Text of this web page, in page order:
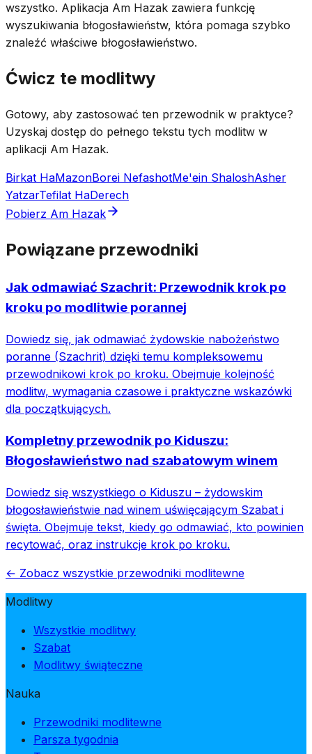
wszystko. Aplikacja Am Hazak zawiera funkcję
wyszukiwania błogosławieństw, która pomaga szybko
znaleźć właściwe błogosławieństwo.
Ćwicz te modlitwy
Gotowy, aby zastosować ten przewodnik w praktyce?
Uzyskaj dostęp do pełnego tekstu tych modlitw w
aplikacji Am Hazak.
Birkat HaMazonBorei NefashotMe'ein ShaloshAsher
YatzarTefilat HaDerech
Pobierz Am Hazak
Powiązane przewodniki
Jak odmawiać Szachrit: Przewodnik krok po
kroku po modlitwie porannej
Dowiedz się, jak odmawiać żydowskie nabożeństwo
poranne (Szachrit) dzięki temu kompleksowemu
przewodnikowi krok po kroku. Obejmuje kolejność
modlitw, wymagania czasowe i praktyczne wskazówki
dla początkujących.
Kompletny przewodnik po Kiduszu:
Błogosławieństwo nad szabatowym winem
Dowiedz się wszystkiego o Kiduszu – żydowskim
błogosławieństwie nad winem uświęcającym Szabat i
święta. Obejmuje tekst, kiedy go odmawiać, kto powinien
recytować, oraz instrukcje krok po kroku.
← Zobacz wszystkie przewodniki modlitewne
Modlitwy
Wszystkie modlitwy
Szabat
Modlitwy świąteczne
Nauka
Przewodniki modlitewne
Parsza tygodnia